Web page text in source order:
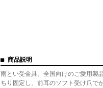
■ 商品説明
雨とい受金具。全国向けのご愛用
ちり固定し、前耳のソフト受け爪で